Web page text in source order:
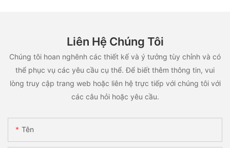
Liên Hệ Chúng Tôi
Chúng tôi hoan nghênh các thiết kế và ý tưởng tùy chỉnh và có
thể phục vụ các yêu cầu cụ thể. Để biết thêm thông tin, vui
lòng truy cập trang web hoặc liên hệ trực tiếp với chúng tôi với
các câu hỏi hoặc yêu cầu.
Tên